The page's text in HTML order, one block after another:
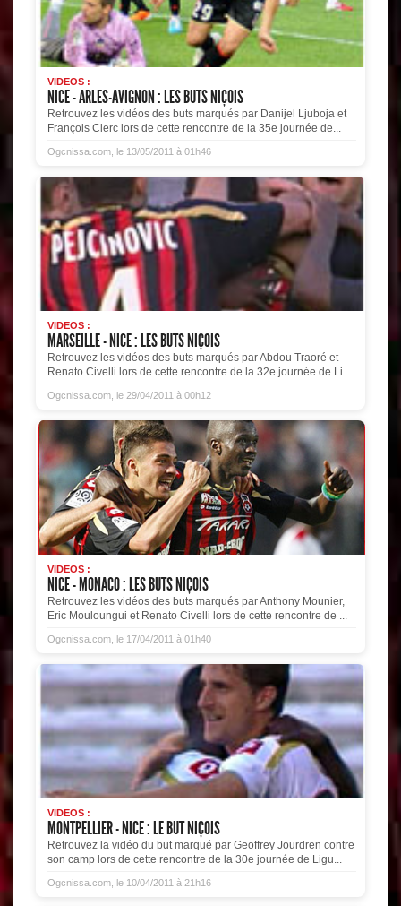
VIDEOS :
NICE - ARLES-AVIGNON : LES BUTS NIÇOIS
Retrouvez les vidéos des buts marqués par Danijel Ljuboja et
François Clerc lors de cette rencontre de la 35e journée de...
Ogcnissa.com, le 13/05/2011 à 01h46
VIDEOS :
MARSEILLE - NICE : LES BUTS NIÇOIS
Retrouvez les vidéos des buts marqués par Abdou Traoré et
Renato Civelli lors de cette rencontre de la 32e journée de Li...
Ogcnissa.com, le 29/04/2011 à 00h12
VIDEOS :
NICE - MONACO : LES BUTS NIÇOIS
Retrouvez les vidéos des buts marqués par Anthony Mounier,
Eric Mouloungui et Renato Civelli lors de cette rencontre de ...
Ogcnissa.com, le 17/04/2011 à 01h40
VIDEOS :
MONTPELLIER - NICE : LE BUT NIÇOIS
Retrouvez la vidéo du but marqué par Geoffrey Jourdren contre
son camp lors de cette rencontre de la 30e journée de Ligu...
Ogcnissa.com, le 10/04/2011 à 21h16